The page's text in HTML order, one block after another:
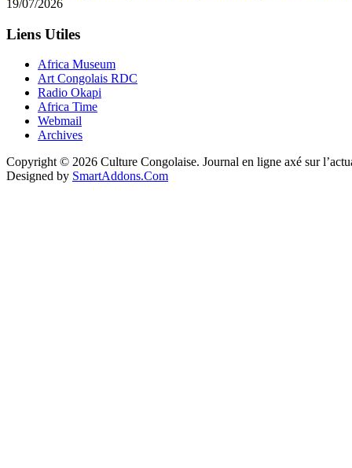
19/07/2026
Liens Utiles
Africa Museum
Art Congolais RDC
Radio Okapi
Africa Time
Webmail
Archives
Copyright © 2026 Culture Congolaise. Journal en ligne axé sur
Designed by SmartAddons.Com